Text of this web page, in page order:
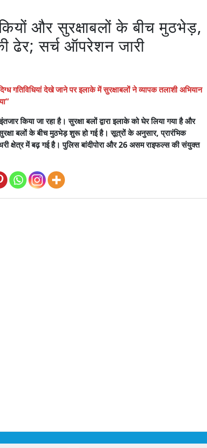
और सुरक्षाबलों के बीच मुठभेड़,
ढेर; सर्च ऑपरेशन जारी
गतिविधियां देखे जाने पर इलाके में सुरक्षाबलों ने व्यापक तलाशी अभियान
किया जा रहा है। सुरक्षा बलों द्वारा इलाके को घेर लिया गया है और
बलों के बीच मुठभेड़ शुरू हो गई है। सूत्रों के अनुसार, प्रारंभिक
क्षेत्र में बढ़ गई है। पुलिस बांदीपोरा और 26 असम राइफल्स की संयुक्त